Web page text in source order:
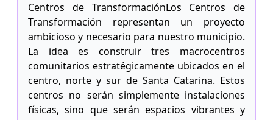
Centros de TransformaciónLos Centros de
Transformación representan un proyecto
ambicioso y necesario para nuestro municipio.
La idea es construir tres macrocentros
comunitarios estratégicamente ubicados en el
centro, norte y sur de Santa Catarina. Estos
centros no serán simplemente instalaciones
físicas, sino que serán espacios vibrantes y